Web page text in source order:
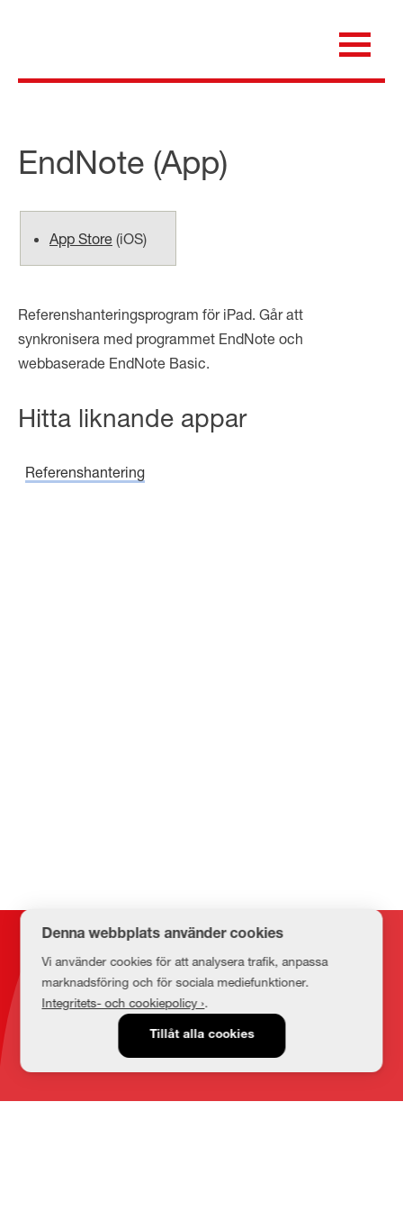
för dig som är anställd inom Region Kalmar län
EndNote (App)
App Store (iOS)
Referenshanteringsprogram för iPad. Går att
synkronisera med programmet EndNote och
webbaserade EndNote Basic.
Hitta liknande appar
Referenshantering
Kontakt
Denna webbplats använder cookies
Vi använder cookies för att analysera trafik, anpassa
marknadsföring och för sociala mediefunktioner.
Integritets- och cookiepolicy ›.
Tillåt alla cookies